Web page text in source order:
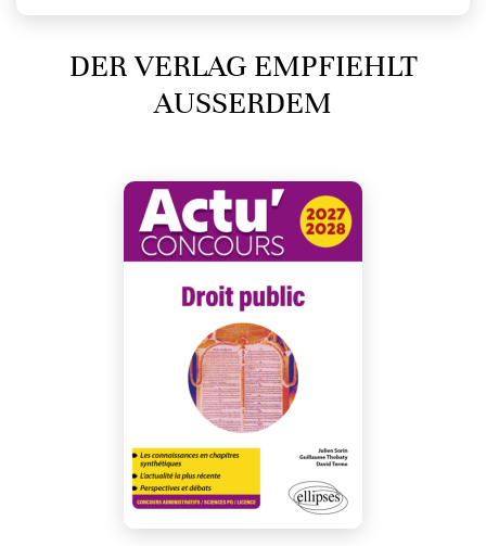
DER VERLAG EMPFIEHLT
AUSSERDEM